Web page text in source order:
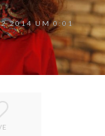
UM 0:01